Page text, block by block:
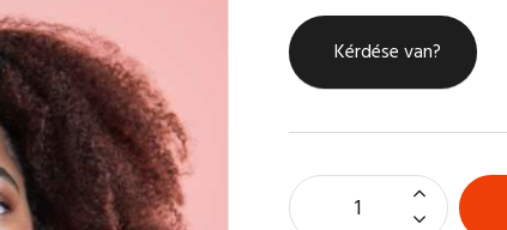
Kérdése van?